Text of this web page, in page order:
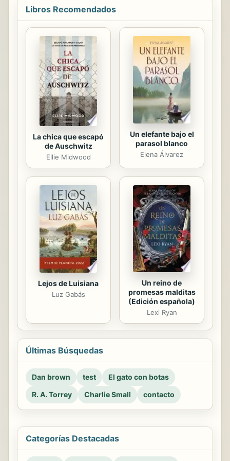
México y Perú) se ha creado este
litigio en casos paradigmáticos a
nivel interno e internacional y que
participan en procesos de reforma
legislativa. El trabajo explora los
antecedentes del movimiento clínico
en América Latina y muestra la
innovación que traen...
Libros Recomendados
La chica que escapó
de Auschwitz
Ellie Midwood
Un elefante bajo el
parasol blanco
Elena Álvarez
Lejos de Luisiana
Luz Gabás
Un reino de
promesas malditas
(Edición española)
Lexi Ryan
Últimas Búsquedas
Dan brown test
El gato con botas
R. A. Torrey
Charlie Small contacto
Categorías Destacadas